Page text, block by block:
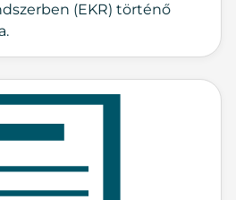
(EKR) történő